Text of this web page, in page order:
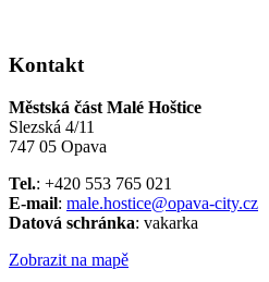
Kontakt
Městská část Malé Hoštice
Slezská 4/11
747 05 Opava
Tel.: +420 553 765 021
E-mail: male.hostice@opava-city.cz
Datová schránka: vakarka
Zobrazit na mapě